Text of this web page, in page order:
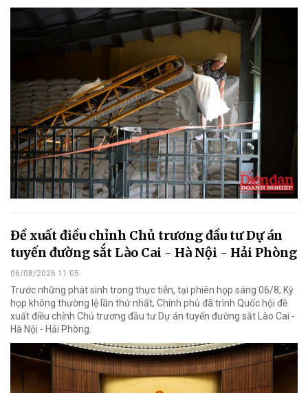
Đề xuất điều chỉnh Chủ trương đầu tư Dự án
tuyến đường sắt Lào Cai - Hà Nội - Hải Phòng
06/08/2026 11:05
Trước những phát sinh trong thực tiễn, tại phiên họp sáng 06/8, Kỳ
họp không thường lệ lần thứ nhất, Chính phủ đã trình Quốc hội đề
xuất điều chỉnh Chủ trương đầu tư Dự án tuyến đường sắt Lào Cai -
Hà Nội - Hải Phòng.